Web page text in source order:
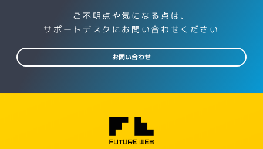
ご不明点や気になる点は、
サポートデスクにお問い合わせください
お問い合わせ